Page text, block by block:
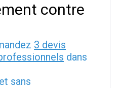
contre
3 devis
dans
sans